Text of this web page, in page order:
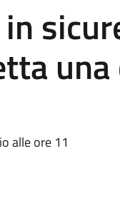
alle ore 11